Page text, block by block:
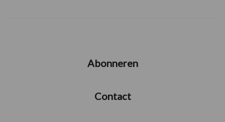
Abonneren
Contact